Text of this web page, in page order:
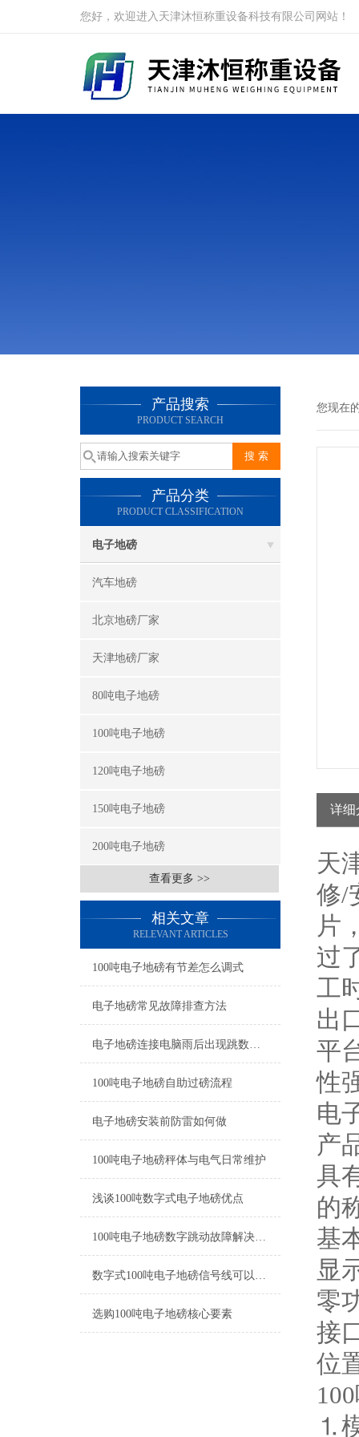
您好，欢迎进入天津沐恒称重设备科技有限公司网站！
产品搜索
PRODUCT SEARCH
产品分类
PRODUCT CLASSIFICATION
电子地磅
汽车地磅
北京地磅厂家
天津地磅厂家
80吨电子地磅
100吨电子地磅
120吨电子地磅
150吨电子地磅
200吨电子地磅
查看更多 >>
相关文章
RELEVANT ARTICLES
100吨电子地磅有节差怎么调式
电子地磅常见故障排查方法
电子地磅连接电脑雨后出现跳数怎么检修
100吨电子地磅自助过磅流程
电子地磅安装前防雷如何做
100吨电子地磅秤体与电气日常维护
浅谈100吨数字式电子地磅优点
100吨电子地磅数字跳动故障解决方法
数字式100吨电子地磅信号线可以接多少米
选购100吨电子地磅核心要素
您现在
详细
天
修/
片
过
工
出
平
性
电
产
具
的
基
显
零
接
位
⒈